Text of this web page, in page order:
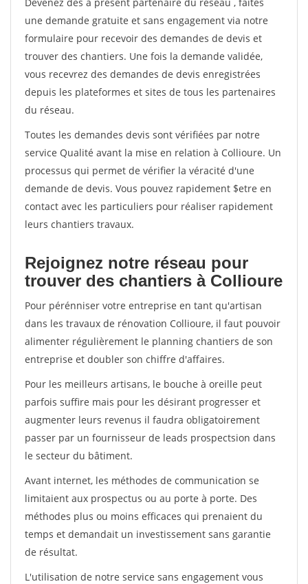
une demande gratuite et sans engagement via notre
formulaire pour recevoir des demandes de devis et
trouver des chantiers. Une fois la demande validée,
vous recevrez des demandes de devis enregistrées
depuis les plateformes et sites de tous les partenaires
du réseau.
Toutes les demandes devis sont vérifiées par notre
service Qualité avant la mise en relation à Collioure. Un
processus qui permet de vérifier la véracité d'une
demande de devis. Vous pouvez rapidement $etre en
contact avec les particuliers pour réaliser rapidement
leurs chantiers travaux.
Rejoignez notre réseau pour
trouver des chantiers à Collioure
Pour pérénniser votre entreprise en tant qu'artisan
dans les travaux de rénovation Collioure, il faut pouvoir
alimenter régulièrement le planning chantiers de son
entreprise et doubler son chiffre d'affaires.
Pour les meilleurs artisans, le bouche à oreille peut
parfois suffire mais pour les désirant progresser et
augmenter leurs revenus il faudra obligatoirement
passer par un fournisseur de leads prospectsion dans
le secteur du bâtiment.
Avant internet, les méthodes de communication se
limitaient aux prospectus ou au porte à porte. Des
méthodes plus ou moins efficaces qui prenaient du
temps et demandait un investissement sans garantie
de résultat.
L'utilisation de notre service sans engagement vous